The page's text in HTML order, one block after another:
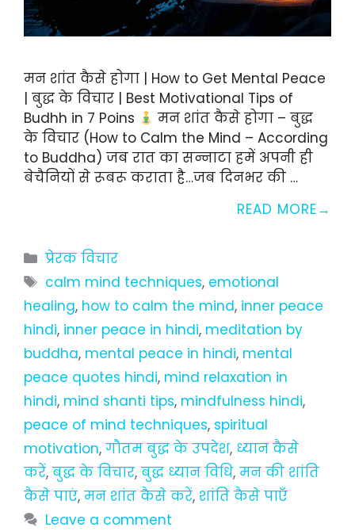
मन शांत कैसे होगा | How to Get Mental Peace
| बुद्ध के विचार | Best Motivational Tips of
Budhh in 7 Poins
मन शांत कैसे होगा – बुद्ध
के विचार (How to Calm the Mind – According
to Buddha) जब रात का सन्नाटा हमें अपनी ही
बेचैनियों से रूबरू कराता है…जब दिनभर की …
READ MORE
Categories
प्रेरक विचार
Tags
calm mind techniques, emotional
healing, how to calm the mind, inner peace
hindi, inner peace in hindi, meditation by
buddha, mental peace in hindi, mental
peace quotes hindi, mind relaxation in
hindi, mind shanti tips, mindfulness hindi,
peace of mind techniques, spiritual
motivation, गौतम बुद्ध के उपदेश, ध्यान कैसे
करें, बुद्ध के विचार, बुद्ध ध्यान विधि, मन की शांति
कैसे पाएं, मन शांत कैसे करें, शांति कैसे पाएँ
Leave a comment